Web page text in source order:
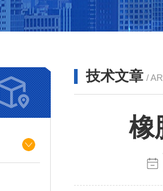
技术文章 /
橡